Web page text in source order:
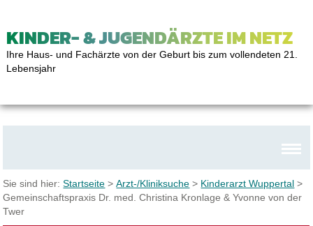
KINDER- & JUGENDÄRZTE IM NETZ
Ihre Haus- und Fachärzte von der Geburt bis zum vollendeten 21.
Lebensjahr
Sie sind hier:Startseite >Arzt-/Kliniksuche > Kinderarzt Wuppertal >
Gemeinschaftspraxis Dr. med. Christina Kronlage & Yvonne von der
Twer